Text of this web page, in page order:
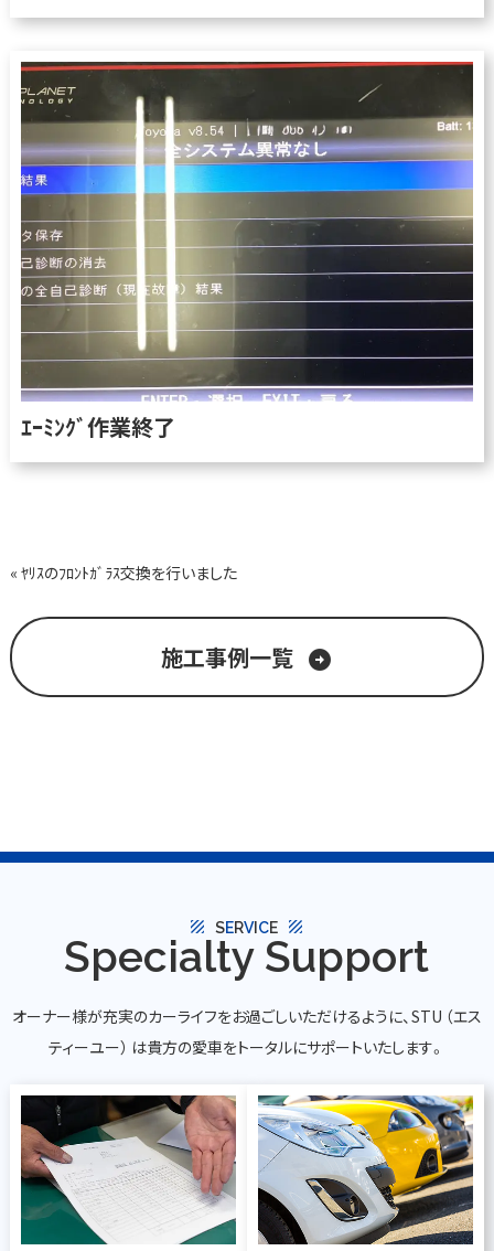
ｴｰﾐﾝｸﾞ作業終了
« ﾔﾘｽのﾌﾛﾝﾄｶﾞﾗｽ交換を行いました
施工事例一覧 arrow_circle_right
texture SERVI CE texture
Specialty Support
オーナー様が充実のカーライフをお過ごしいただけるように、STU （エス
ティーユー） は貴方の愛車をトータルにサポートいたします。